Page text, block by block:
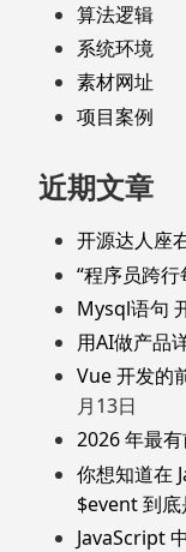
算法逻辑
系统环境
素材网址
项目案例
近期文章
开源达人座
“程序员跨
Mysql语句
用AI做产品
Vue 开发的
月13日
2026 年最
你想知道在
$event 到
JavaScript